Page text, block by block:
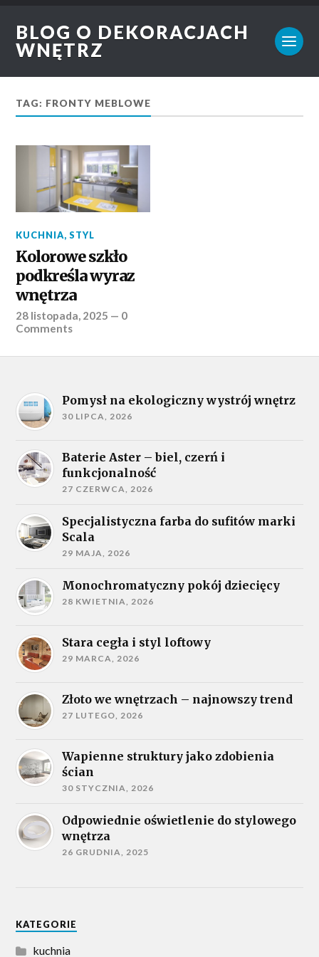
BLOG O DEKORACJACH
WNĘTRZ
TAG: FRONTY MEBLOWE
KUCHNIA,STYL
Kolorowe szkło
podkreśla wyraz
wnętrza
28 listopada, 2025 — 0
Comments
Pomysł na ekologiczny wystrój wnętrz
30 LIPCA, 2026
Baterie Aster – biel, czerń i
funkcjonalność
27 CZERWCA, 2026
Specjalistyczna farba do sufitów marki
Scala
29 MAJA, 2026
Monochromatyczny pokój dziecięcy
28 KWIETNIA, 2026
Stara cegła i styl loftowy
29 MARCA, 2026
Złoto we wnętrzach – najnowszy trend
27 LUTEGO, 2026
Wapienne struktury jako zdobienia
ścian
30 STYCZNIA, 2026
Odpowiednie oświetlenie do stylowego
wnętrza
26 GRUDNIA, 2025
KATEGORIE
kuchnia